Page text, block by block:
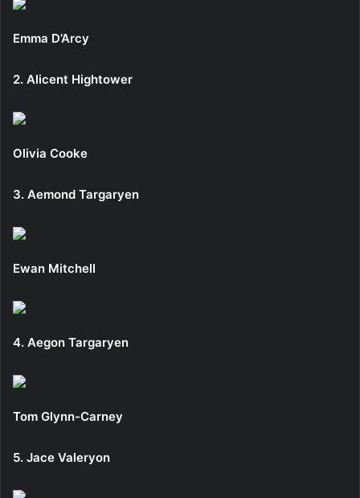
Emma D’Arcy
2. Alicent Hightower
Olivia Cooke
3. Aemond Targaryen
Ewan Mitchell
4. Aegon Targaryen
Tom Glynn-Carney
5. Jace Valeryon